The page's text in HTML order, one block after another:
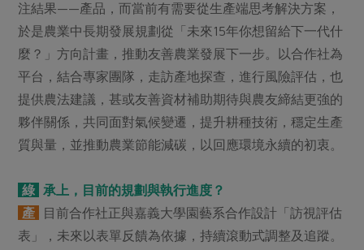
注結果——產品，而當前有需要從生產端思考解決方案，
於是農業中長期發展規劃從「未來15年你想留給下一代什
麼？」方向計畫，推動友善農業發展下一步。以合作社為
平台，結合專家團隊，走訪產地探查，進行風險評估，也
提供農法建議，甚或友善資材補助期待與農友締結更強的
夥伴關係，共同面對氣候變遷，提升耕種技術，穩定生產
質與量，並推動農業節能減碳，以回應環境永續的初衷。
綠
承上，目前的規劃與執行進度？
產
目前合作社正與嘉義大學園藝系合作設計「訪視評估
表」，未來以表單反饋為依據，持續滾動式調整及追蹤。